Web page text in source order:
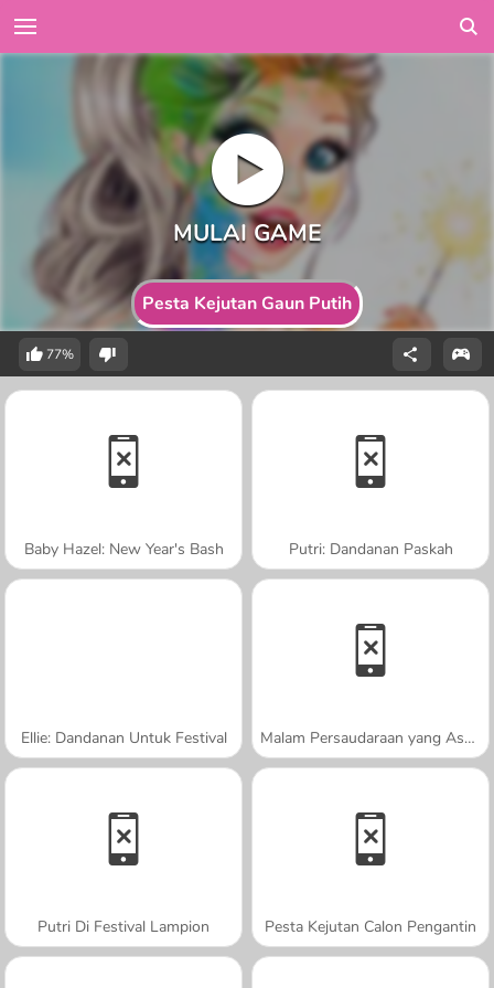
Pesta Kejutan Gaun Putih
77%
Baby Hazel: New Year's Bash Putri: Dandanan Paskah
Ellie: Dandanan Untuk Festival Malam Persaudaraan yang Asyik
Putri Di Festival Lampion Pesta Kejutan Calon Pengantin